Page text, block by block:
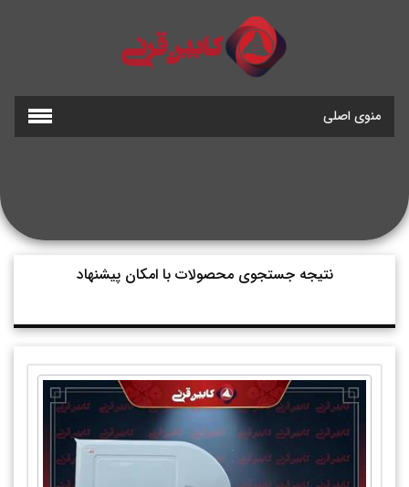
منوی اصلی
نتیجه جستجوی محصولات با امکان پیشنهاد